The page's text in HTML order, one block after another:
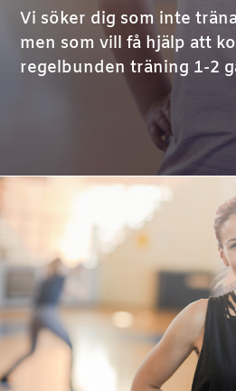
Vi söker dig som inte
men som vill få hjälp att
regelbunden träning 1-2